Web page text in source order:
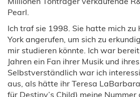
Pearl.
Ich traf sie 1998. Sie hatte mich zu
York angerufen, um sich zu
mir studieren könnte. Ich war
Jahren ein Fan ihrer Musik und
Selbstverständlich war ich
aus, als hätte ihr Teresa
für Destiny’s Child) meine Nummer